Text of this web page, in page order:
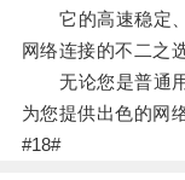
它的高速稳定、
网络连接的不二之选
无论您是普通用
为您提供出色的网
#18#